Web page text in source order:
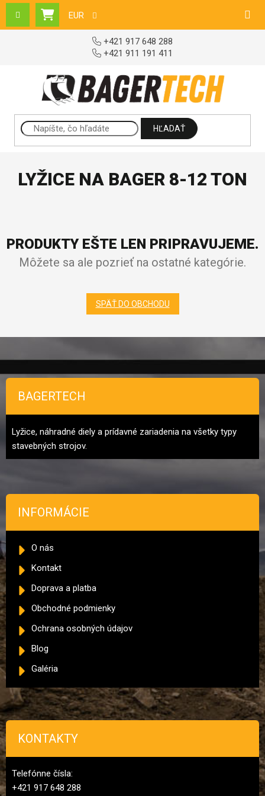
Prejsť na obsah
NÁKUPNÝ KOŠÍK
EUR
+421 917 648 288
+421 911 191 411
HĽADAŤ
LYŽICE NA BAGER 8-12 TON
PRODUKTY EŠTE LEN PRIPRAVUJEME.
Môžete sa ale pozrieť na ostatné kategórie.
SPÄŤ DO OBCHODU
BAGERTECH
Lyžice, náhradné diely a prídavné zariadenia na všetky typy
stavebných strojov.
INFORMÁCIE
O nás
Kontakt
Doprava a platba
Obchodné podmienky
Ochrana osobných údajov
Blog
Galéria
KONTAKTY
Telefónne čísla:
+421 917 648 288